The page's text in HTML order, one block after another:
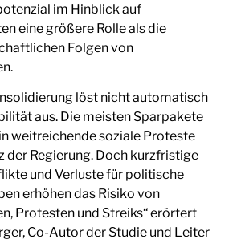
im Hinblick auf
eine größere Rolle als die
Folgen von
löst nicht automatisch
aus. Die meisten Sparpakete
weitreichende soziale Proteste
der Regierung. Doch kurzfristige
und Verluste für politische
erhöhen das Risiko von
Protesten und Streiks“ erörtert
Co-Autor der Studie und Leiter